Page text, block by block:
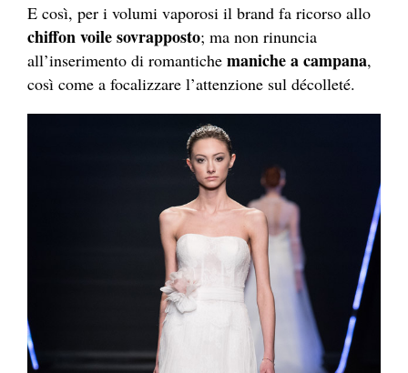
E così, per i volumi vaporosi il brand fa ricorso allo
chiffon voile sovrapposto; ma non rinuncia
all’inserimento di romantiche maniche a campana,
così come a focalizzare l’attenzione sul décolleté.